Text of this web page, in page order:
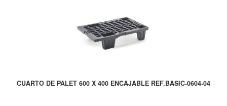
CUARTO DE PALET 600 X 400 ENCAJABLE REF.BASIC-0604-04